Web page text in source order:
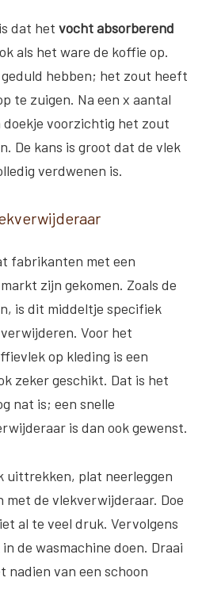
dat het vocht absorberend
als het ware de koffie op.
hebben; het zout heeft
te zuigen. Na een x aantal
voorzichtig het zout
De kans is groot dat de vlek
verdwenen is.
fabrikanten met een
zijn gekomen. Zoals de
is dit middeltje specifiek
Voor het
op kleding is een
zeker geschikt. Dat is het
nat is; een snelle
is dan ook gewenst.
plat neerleggen
met de vlekverwijderaar. Doe
al te veel druk. Vervolgens
de wasmachine doen. Draai
nadien van een schoon